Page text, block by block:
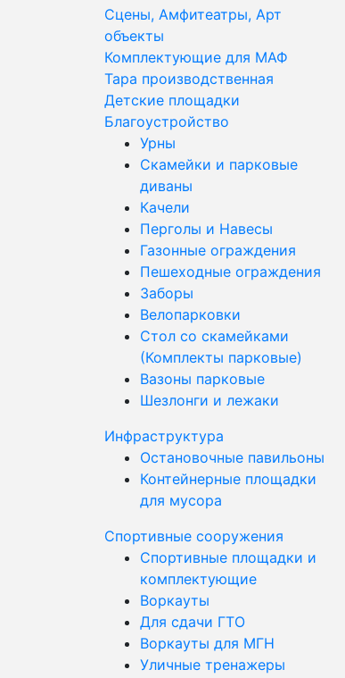
Сцены, Амфитеатры, Арт
объекты
Комплектующие для МАФ
Тара производственная
Детские площадки
Благоустройство
Урны
Скамейки и парковые
диваны
Качели
Перголы и Навесы
Газонные ограждения
Пешеходные ограждения
Заборы
Велопарковки
Стол со скамейками
(Комплекты парковые)
Вазоны парковые
Шезлонги и лежаки
Инфраструктура
Остановочные павильоны
Контейнерные площадки
для мусора
Спортивные сооружения
Спортивные площадки и
комплектующие
Воркауты
Для сдачи ГТО
Воркауты для МГН
Уличные тренажеры